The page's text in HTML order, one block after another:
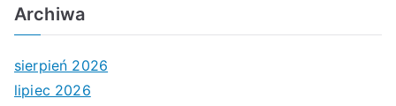
Archiwa
sierpień 2026
lipiec 2026